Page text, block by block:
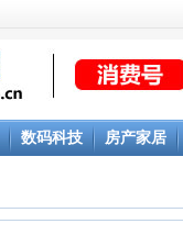
数码科技 房产家居